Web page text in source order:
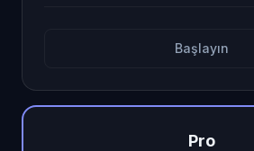
Başlayın
Pro